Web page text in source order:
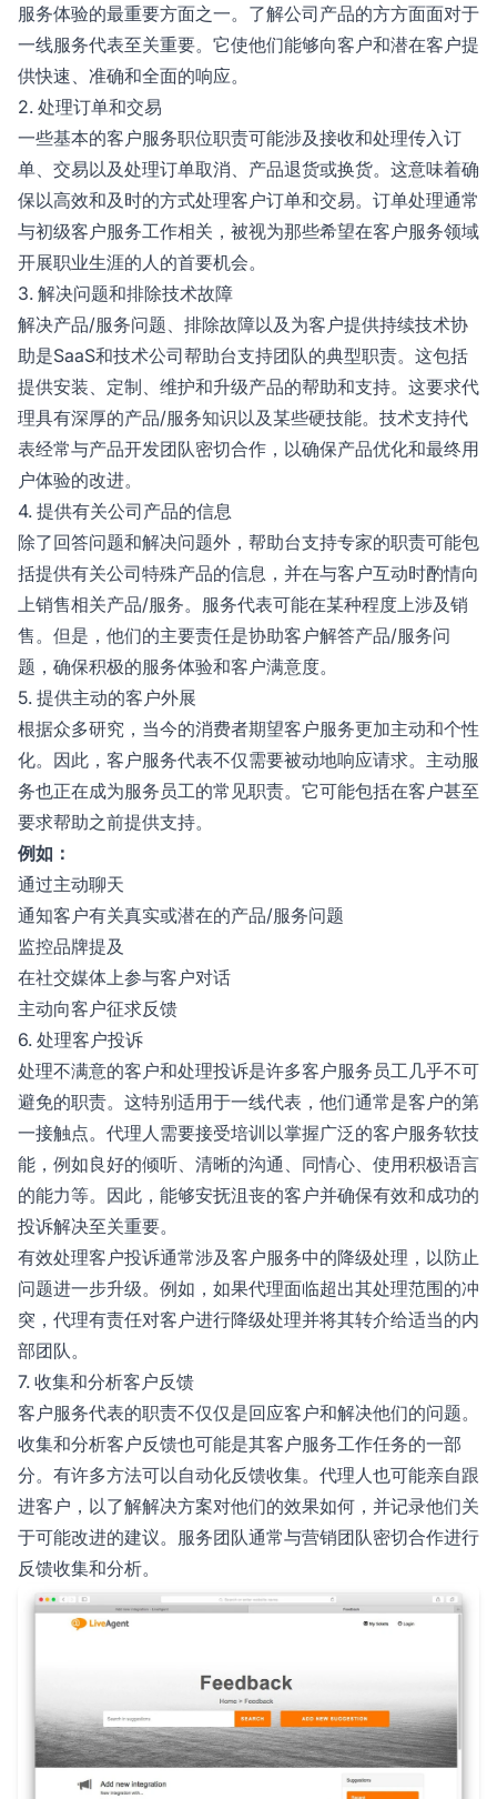
服务体验的最重要方面之一。了解公司产品的方方面面对于
一线服务代表至关重要。它使他们能够向客户和潜在客户提
供快速、准确和全面的响应。
2. 处理订单和交易
一些基本的客户服务职位职责可能涉及接收和处理传入订
单、交易以及处理订单取消、产品退货或换货。这意味着确
保以高效和及时的方式处理客户订单和交易。订单处理通常
与初级客户服务工作相关，被视为那些希望在客户服务领域
开展职业生涯的人的首要机会。
3. 解决问题和排除技术故障
解决产品/服务问题、排除故障以及为客户提供持续技术协
助是SaaS和技术公司帮助台支持团队的典型职责。这包括
提供安装、定制、维护和升级产品的帮助和支持。这要求代
理具有深厚的产品/服务知识以及某些硬技能。技术支持代
表经常与产品开发团队密切合作，以确保产品优化和最终用
户体验的改进。
4. 提供有关公司产品的信息
除了回答问题和解决问题外，帮助台支持专家的职责可能包
括提供有关公司特殊产品的信息，并在与客户互动时酌情向
上销售相关产品/服务。服务代表可能在某种程度上涉及销
售。但是，他们的主要责任是协助客户解答产品/服务问
题，确保积极的服务体验和客户满意度。
5. 提供主动的客户外展
根据众多研究，当今的消费者期望客户服务更加主动和个性
化。因此，客户服务代表不仅需要被动地响应请求。主动服
务也正在成为服务员工的常见职责。它可能包括在客户甚至
要求帮助之前提供支持。
例如：
通过主动聊天
通知客户有关真实或潜在的产品/服务问题
监控品牌提及
在社交媒体上参与客户对话
主动向客户征求反馈
6. 处理客户投诉
处理不满意的客户和处理投诉是许多客户服务员工几乎不可
避免的职责。这特别适用于一线代表，他们通常是客户的第
一接触点。代理人需要接受培训以掌握广泛的客户服务软技
能，例如良好的倾听、清晰的沟通、同情心、使用积极语言
的能力等。因此，能够安抚沮丧的客户并确保有效和成功的
投诉解决至关重要。
有效处理客户投诉通常涉及客户服务中的降级处理，以防止
问题进一步升级。例如，如果代理面临超出其处理范围的冲
突，代理有责任对客户进行降级处理并将其转介给适当的内
部团队。
7. 收集和分析客户反馈
客户服务代表的职责不仅仅是回应客户和解决他们的问题。
收集和分析客户反馈也可能是其客户服务工作任务的一部
分。有许多方法可以自动化反馈收集。代理人也可能亲自跟
进客户，以了解解决方案对他们的效果如何，并记录他们关
于可能改进的建议。服务团队通常与营销团队密切合作进行
反馈收集和分析。